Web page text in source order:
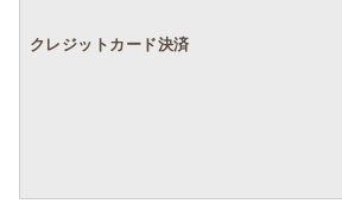
クレジットカード決済